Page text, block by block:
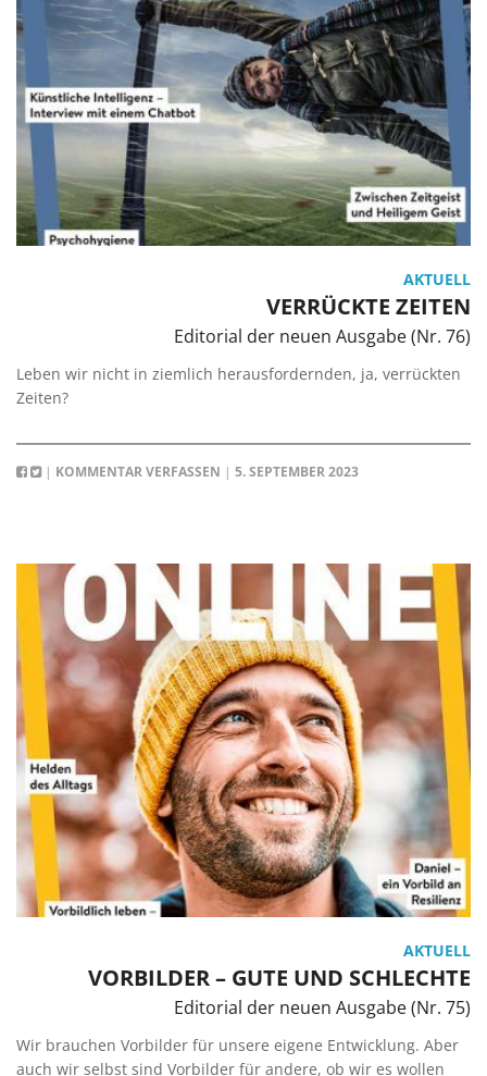
AKTUELL
VERRÜCKTE ZEITEN
Editorial der neuen Ausgabe (Nr. 76)
Leben wir nicht in ziemlich herausfordernden, ja, verrückten
Zeiten?
| KOMMENTAR VERFASSEN | 5. SEPTEMBER 2023
AKTUELL
VORBILDER – GUTE UND SCHLECHTE
Editorial der neuen Ausgabe (Nr. 75)
Wir brauchen Vorbilder für unsere eigene Entwicklung. Aber
auch wir selbst sind Vorbilder für andere, ob wir es wollen